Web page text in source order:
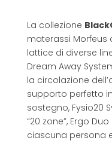
La collezione
materassi Morfeus
lattice di diverse
Dream Away
la circolazione
supporto perfetto
sostegno, Fysio20
“20 zone”, Ergo
ciascuna persona